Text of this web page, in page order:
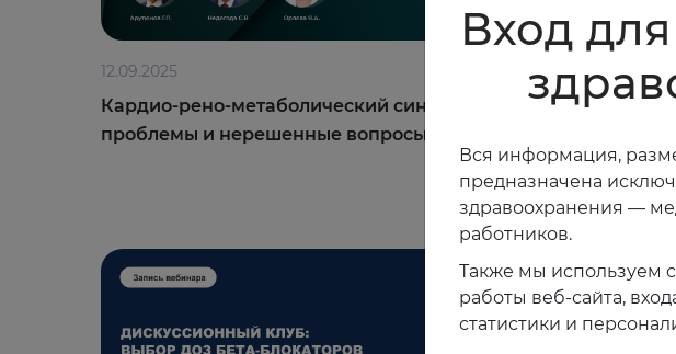
12.09.2025
Кардио-рено-метаболический синдром:
проблемы и нерешенные вопросы
12.09.2025
Нарушения
Вход
Вся информация,
предназначена
здравоохранения —
работников.
Также мы используем
работы веб-сайта,
статистики и